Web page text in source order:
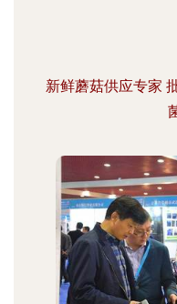
新鲜蘑菇供应专家